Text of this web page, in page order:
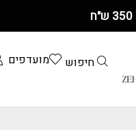
חיפוש מועדפים